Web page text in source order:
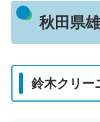
秋田県
鈴木クリー